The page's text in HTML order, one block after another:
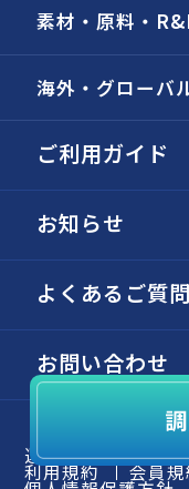
素材・原料・
海外・グローバ
ご利用ガイド
お知らせ
よくあるご質問
お問い合わせ
運営会社 個別
利用規約 会員